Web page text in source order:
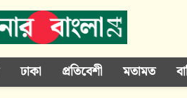
ঢাকা প্রতিবেশী মতামত